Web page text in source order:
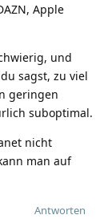
Apple
und
sagst, zu viel
geringen
suboptimal.
nicht
man auf
Antworten